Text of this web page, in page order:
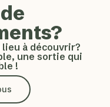
à découvrir?
une sortie qui
!